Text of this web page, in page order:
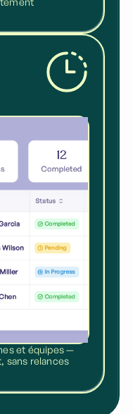
et équipes —
sans relances